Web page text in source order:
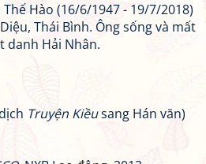
Hào (16/6/1947 - 19/7/2018)
Thái Bình. Ông sống và mất
danh Hải Nhân.
Truyện Kiềusang Hán văn)